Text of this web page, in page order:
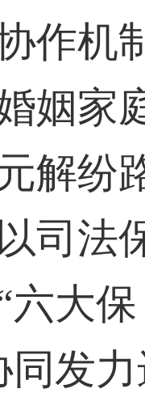
作机
姻家
解纷
司法
六大保
同发